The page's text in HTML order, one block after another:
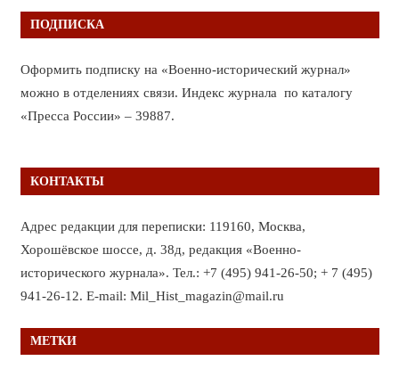
ПОДПИСКА
Оформить подписку на «Военно-исторический журнал»
можно в отделениях связи. Индекс журнала по каталогу
«Пресса России» – 39887.
КОНТАКТЫ
Адрес редакции для переписки: 119160, Москва,
Хорошёвское шоссе, д. 38д, редакция «Военно-
исторического журнала». Тел.: +7 (495) 941-26-50; + 7 (495)
941-26-12. E-mail: Mil_Hist_magazin@mail.ru
МЕТКИ